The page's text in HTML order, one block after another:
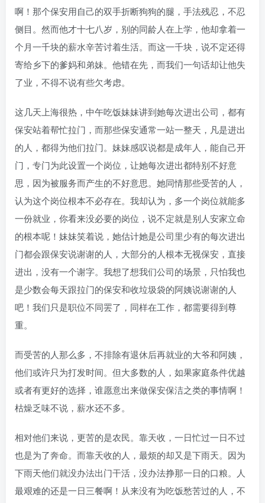
啊！那个保安用自己的双手折断狗狗的腿，手法残忍，不忍
侧目。然而他才十七八岁，别的同龄人在上学，他却拿着一
个月一千块的薪水辛苦讨着生活。而这一千块，说不定还得
寄给乡下的爹妈和弟妹。他错在先，而我们一句话却让他失
了业，不得不说有些欠考虑。
这几天上海很热，中午吃饭妹妹讲到她每次进出公司，都有
保安站着帮忙拉门，而那些保安通常一站一整天，凡是进出
的人，都得为他们拉门。妹妹感叹说都是成年人，能自己开
门，专门为此设置一个岗位，让她每次进出都特别不好意
思，因为被服务而产生的不好意思。她同情那些受苦的人，
认为这个岗位根本不必存在。我却认为，多一个岗位就能多
一份就业，你看来没必要的岗位，说不定就是别人安家立命
的根本呢！妹妹笑着说，她估计她是公司里少有的每次进出
门都会跟保安说谢谢的人，大部分的人根本无视保安，直接
进出，没有一个谢字。我想了想我们公司的场景，只怕我也
是少数会每天跟拉门的保安和收垃圾袋的阿姨说谢谢的人
吧！我们只是职位不同罢了，同样在工作，都需要得到尊
重。
而受苦的人那么多，不排除有退休后再就业的大爷和阿姨，
他们或许只为打发时间。但大多数的人，如果家庭条件优越
或者有更好的选择，谁愿意出来做保安保洁之类的事情啊！
枯燥乏味不说，薪水还不多。
相对他们来说，更苦的是农民。靠天收，一日忙过一日不过
也是为了奔命。而靠天收的人，最烦的却又是下雨天。因为
下雨天他们就没办法出门干活，没办法挣那一日的口粮。人
最艰难的还是一日三餐啊！从来没有为吃饭愁苦过的人，不